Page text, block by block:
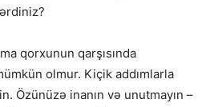
qorxunun qarşısında
olmur. Kiçik addımlarla
Özünüzə inanın və unutmayın –